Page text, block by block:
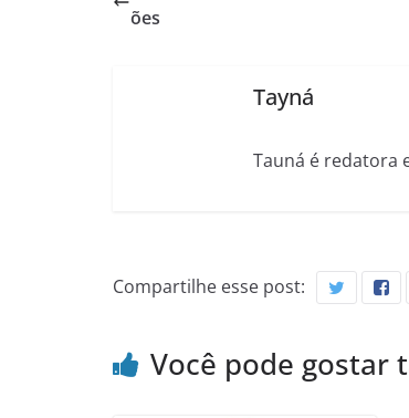
ões
Tayná
Tauná é redatora
Compartilhe esse post:
Você pode gostar